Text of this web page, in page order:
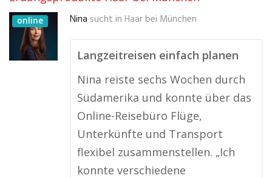
online Nina sucht in Haar bei München
Langzeitreisen einfach planen
Nina reiste sechs Wochen durch
Südamerika und konnte über das
Online-Reisebüro Flüge,
Unterkünfte und Transport
flexibel zusammenstellen. „Ich
konnte verschiedene